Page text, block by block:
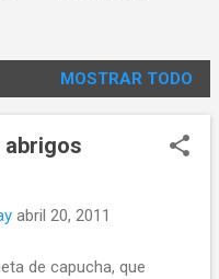
MOSTRAR TODO
abrigos
abril 20, 2011
de capucha, que